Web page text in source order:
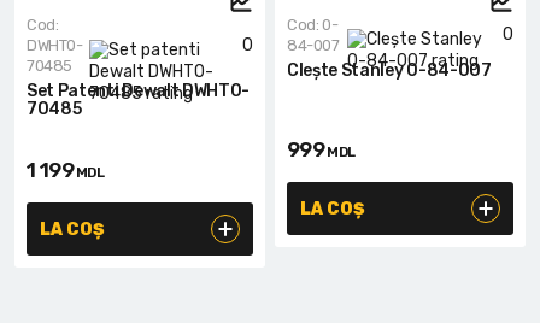
0
Cod:
DWHT0-
70485
Set Patenti Dewalt DWHT0-
70485
1 199 MDL
LA COȘ
0
Cod: 0-
84-007
Clește Stanley 0-84-007
999MDL
LA COȘ